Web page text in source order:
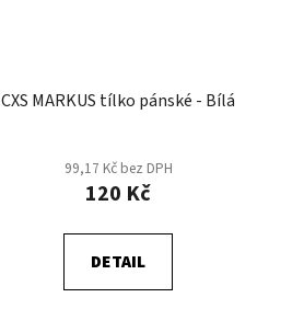
CXS MARKUS tílko pánské - Bílá
99,17 Kč bez DPH
120 Kč
DETAIL